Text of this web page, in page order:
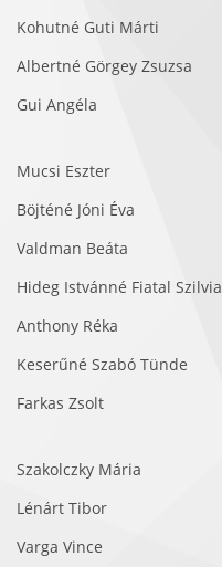
Kohutné Guti Márti
Albertné Görgey Zsuzsa
Gui Angéla
Mucsi Eszter
Böjténé Jóni Éva
Valdman Beáta
Hideg Istvánné Fiatal Szilvia
Anthony Réka
Keserűné Szabó Tünde
Farkas Zsolt
Szakolczky Mária
Lénárt Tibor
Varga Vince